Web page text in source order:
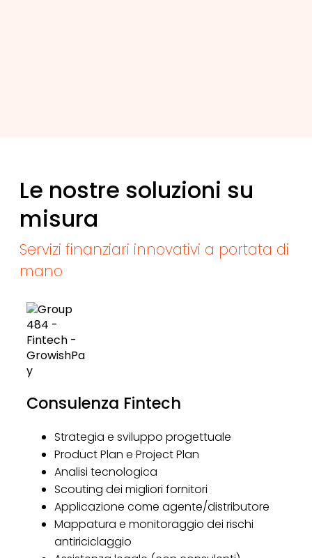
Le nostre soluzioni su
misura
Servizi finanziari innovativi a portata di
mano
Consulenza Fintech
Strategia e sviluppo progettuale
Product Plan e Project Plan
Analisi tecnologica
Scouting dei migliori fornitori
Applicazione come agente/distributore
Mappatura e monitoraggio dei rischi
antiriciclaggio